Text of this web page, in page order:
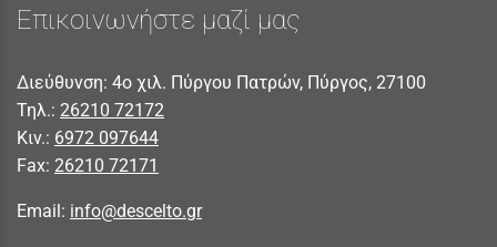
Επικοινωνήστε μαζί μας
Διεύθυνση: 4ο χιλ. Πύργου Πατρών, Πύργος, 27100
Τηλ.: 26210 72172
Κιν.: 6972 097644
Fax: 26210 72171
Email: info@descelto.gr